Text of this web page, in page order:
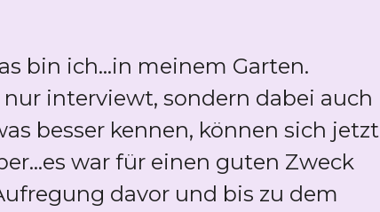
bin ich...in meinem Garten.
interviewt, sondern dabei auch
besser kennen, können sich jetzt
war für einen guten Zweck
davor und bis zu dem